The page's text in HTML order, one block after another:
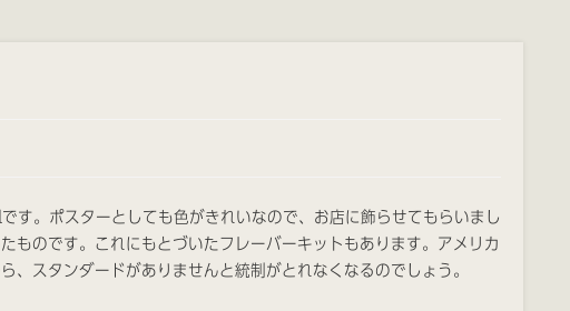
ポスターとしても色がきれいなので、お店に飾らせてもらいまし
ものです。これにもとづいたフレーバーキットもあります。アメリカ
スタンダードがありませんと統制がとれなくなるのでしょう。